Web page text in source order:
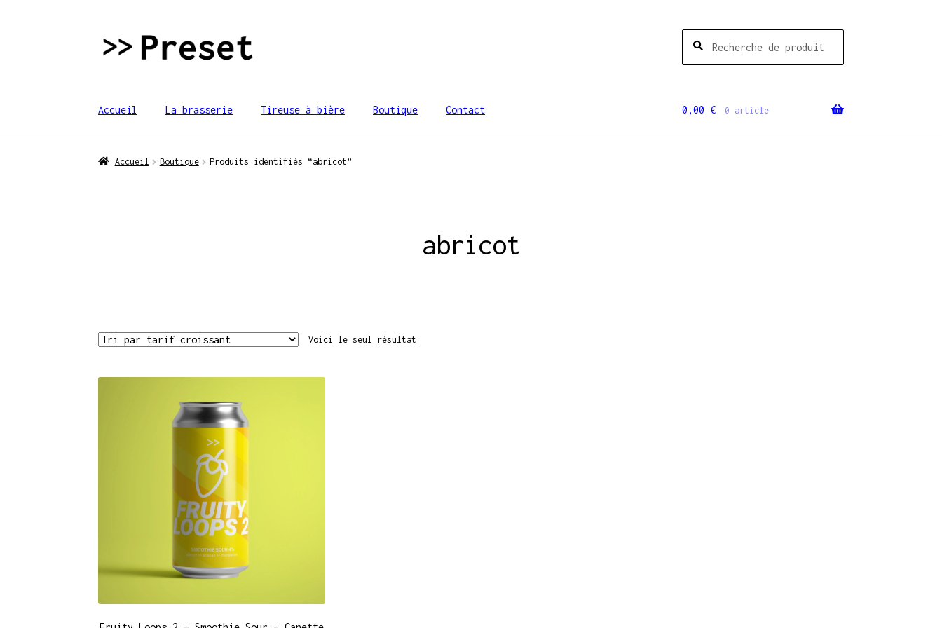
Aller
à
Aller
au
pour :
Recherche
Accueil La brasserie Tireuse à bière Boutique Contact 0,00 € 0 article
Accueil Boutique Produits identifiés “abricot”
abricot
Voici le seul résultat